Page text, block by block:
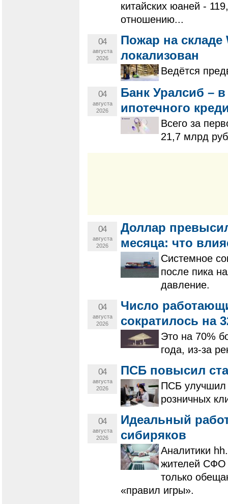
китайских юаней -
отношению...
04
августа
2026
Пожар на
локализован
Ведётся
04
августа
2026
Банк Уралсиб –
ипотечного
Всего за
21,7 млрд
04
августа
2026
Доллар
месяца: что
Системное
после пика
давление.
04
августа
2026
Число
сократилось на
Это на 70%
года, из-за
04
августа
2026
ПСБ повысил
ПСБ улучшил
розничных
04
августа
2026
Идеальный
сибиряков
Аналитики
жителей СФО
только
«правил игры».